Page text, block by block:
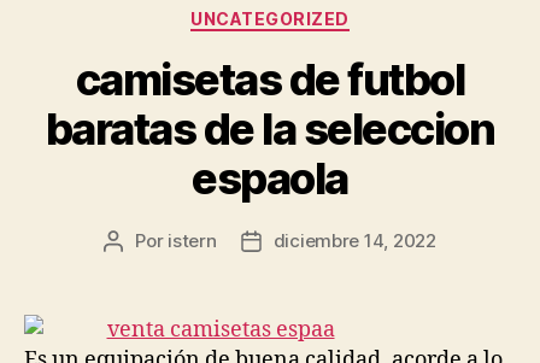
Categorías
UNCATEGORIZED
camisetas de futbol
baratas de la seleccion
espaola
Autor
entrada
Por istern
Fecha
entrada
diciembre 14, 2022